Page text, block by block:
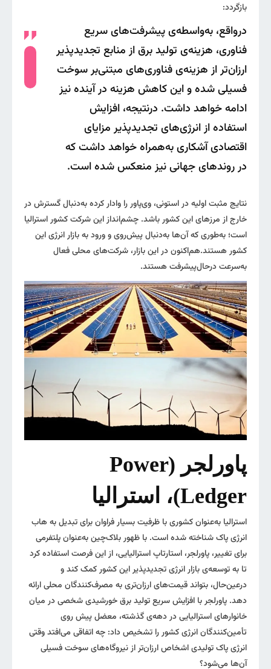
بازگردد:
درواقع، به‌‌واسطه‌ی پیشرفت‌های سریع
فناوری، هزینه‌ی تولید برق از منابع تجدیدپذیر
ارزان‌تر از هزینه‌ی فناوری‌های مبتنی‌بر سوخت
فسیلی شده و این کاهش هزینه در آینده نیز
ادامه خواهد داشت. درنتیجه، افزایش
استفاده از انرژی‌های تجدیدپذیر مزایای
اقتصادی آشکاری به‌همراه خواهد داشت که
در روندهای جهانی نیز منعکس شده است.
نتایج مثبت اولیه‌ در استونی، وی‌پاور را وادار کرده به‌دنبال گسترش در
خارج از مرزهای این کشور باشد. چشم‌انداز این شرکت کشور استرالیا
است؛ به‌طوری که آن‌ها به‌دنبال پیش‌روی و ورود به بازار انرژی این
کشور هستند.هم‌اکنون در این بازار، شرکت‌های محلی فعال
به‌سرعت در‌حال‌پیشرفت هستند.
پاورلجر (Power
Ledger)، استرالیا
استرالیا به‌عنوان کشوری با ظرفیت بسیار فراوان برای تبدیل به هاب
انرژی پاک شناخته شده است. با ظهور بلاک‌چین به‌عنوان پلتفرمی
برای تغییر، پاورلجر، استارتاپ استرالیایی، از این فرصت استفاده کرد
تا به توسعه‌ی بازار انرژی تجدیدپذیر این کشور کمک کند و
درعین‌حال، بتواند قیمت‌های ارزان‌تری به مصرف‌کنندگان محلی ارائه
دهد. پاورلجر با افزایش سریع تولید برق خورشیدی شخصی در میان
خانوارهای استرالیایی در دهه‌ی گذشته، معضل پیش روی
تأمین‌کنندگان انرژی کشور را تشخیص داد: چه اتفاقی می‌‎افتد وقتی
انرژی پاک تولیدی اشخاص ارزان‌تر از نیروگاه‌های سوخت فسیلی
آن‌ها می‌شود؟